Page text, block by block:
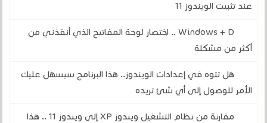
عند تثبيت الويندوز 11
Windows + D .. اختصار لوحة المفاتيح الذي أنقذني من
أكثر من مشكلة
هل تتوه في إعدادات الويندوز.. هذا البرنامج سيسهل عليك
الأمر للوصول إلى أي شئ تريده
مقارنة من نظام التشغيل ويندوز XP إلى ويندوز 11 .. هذا